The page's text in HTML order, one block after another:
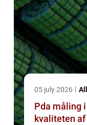
05 july 2026
Pda måling
kvaliteten